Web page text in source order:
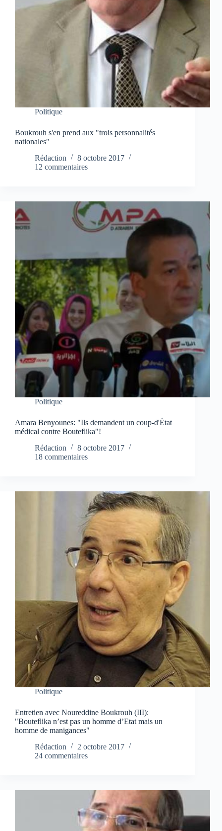
Politique
Boukrouh s'en prend aux "trois personnalités
nationales"
Rédaction
8 octobre 2017
12 commentaires
Politique
Amara Benyounes: "Ils demandent un coup-d'État
médical contre Bouteflika"!
Rédaction
8 octobre 2017
18 commentaires
Politique
Entretien avec Noureddine Boukrouh (III):
"Bouteflika n’est pas un homme d’Etat mais un
homme de manigances"
Rédaction
2 octobre 2017
24 commentaires